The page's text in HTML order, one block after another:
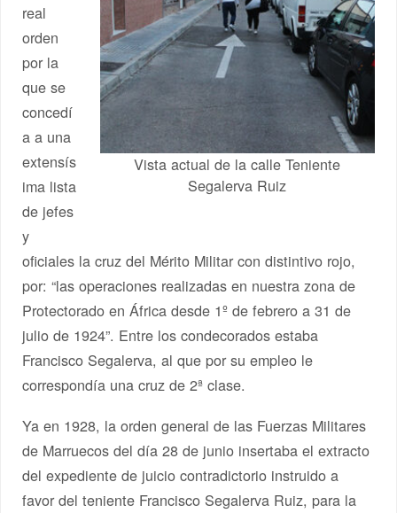
Vista actual de la calle Teniente
Segalerva Ruiz
real
orden
por la
que se
concedí
a a una
extensís
ima lista
de jefes
y
oficiales la cruz del Mérito Militar con distintivo rojo,
por: “las operaciones realizadas en nuestra zona de
Protectorado en África desde 1º de febrero a 31 de
julio de 1924”. Entre los condecorados estaba
Francisco Segalerva, al que por su empleo le
correspondía una cruz de 2ª clase.
Ya en 1928, la orden general de las Fuerzas Militares
de Marruecos del día 28 de junio insertaba el extracto
del expediente de juicio contradictorio instruido a
favor del teniente Francisco Segalerva Ruiz, para la